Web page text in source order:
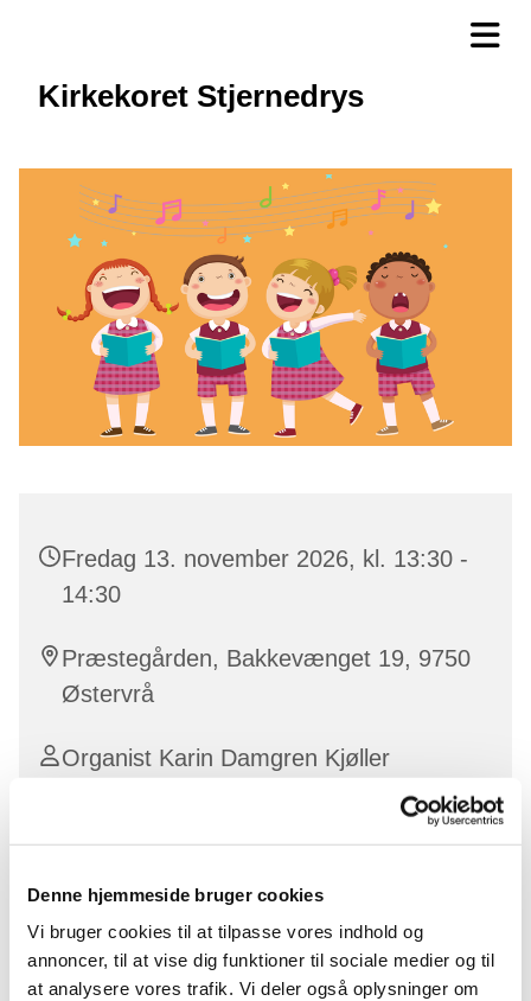
Denne hjemmeside bruger cookies
Vi bruger cookies til at tilpasse vores indhold og
annoncer, til at vise dig funktioner til sociale medier og til
at analysere vores trafik. Vi deler også oplysninger om
Kirkekoret Stjernedrys
Fredag 13. november 2026, kl. 13:30 -
14:30
Præstegården, Bakkevænget 19, 9750
Østervrå
Organist Karin Damgren Kjøller
For alle sangglade børn i 3. - 6. klasse.
Vi synger sjove og dejlige sange og salmer, lærer om
noder og rytmer, hygger med saft og kage, deltager i
nogle gudstjenester og enkelte koncerter i løbet af